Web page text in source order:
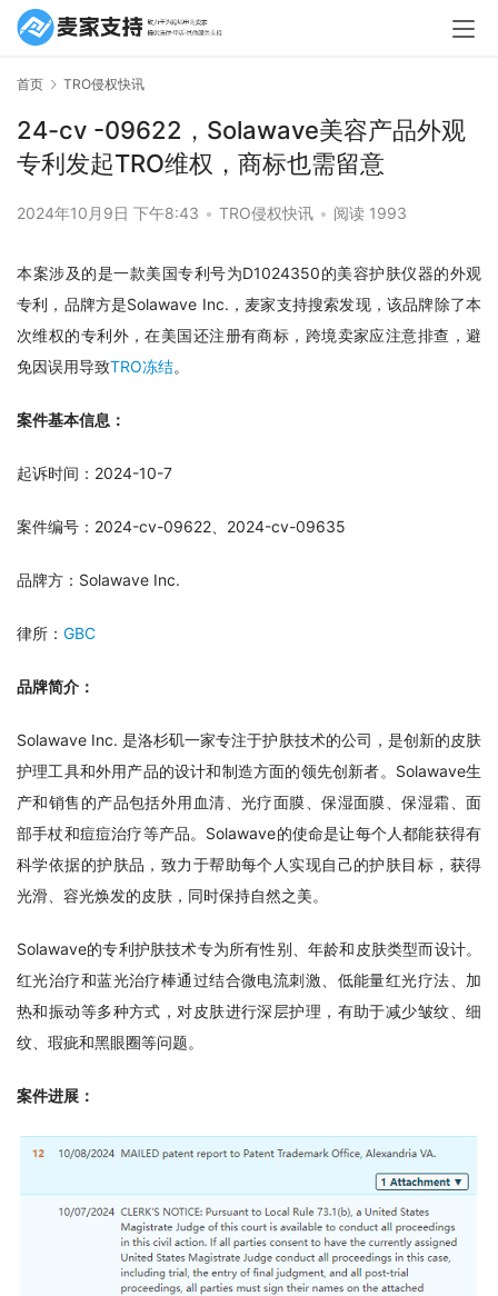
首页 TRO侵权快讯
24-cv -09622，Solawave美容产品外观
专利发起TRO维权，商标也需留意
2024年10月9日 下午8:43 • TRO侵权快讯 • 阅读 1993
本案涉及的是一款美国专利号为D1024350的美容护肤仪器的外观
专利，品牌方是Solawave Inc.，麦家支持搜索发现，该品牌除了本
次维权的专利外，在美国还注册有商标，跨境卖家应注意排查，避
免因误用导致TRO冻结。
案件基本信息：
起诉时间：2024-10-7
案件编号：2024-cv-09622、2024-cv-09635
品牌方：Solawave Inc.
律所： GBC
品牌简介：
Solawave Inc. 是洛杉矶一家专注于护肤技术的公司，是创新的皮肤
护理工具和外用产品的设计和制造方面的领先创新者。Solawave生
产和销售的产品包括外用血清、光疗面膜、保湿面膜、保湿霜、面
部手杖和痘痘治疗等产品。Solawave的使命是让每个人都能获得有
科学依据的护肤品，致力于帮助每个人实现自己的护肤目标，获得
光滑、容光焕发的皮肤，同时保持自然之美。
Solawave的专利护肤技术专为所有性别、年龄和皮肤类型而设计。
红光治疗和蓝光治疗棒通过结合微电流刺激、低能量红光疗法、加
热和振动等多种方式，对皮肤进行深层护理，有助于减少皱纹、细
纹、瑕疵和黑眼圈等问题。
案件进展：